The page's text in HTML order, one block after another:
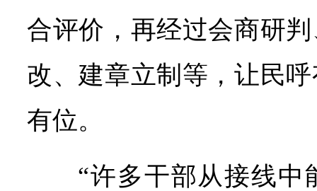
合评价，再经过会商研
改、建章立制等，让民
有位。
“许多干部从接线中